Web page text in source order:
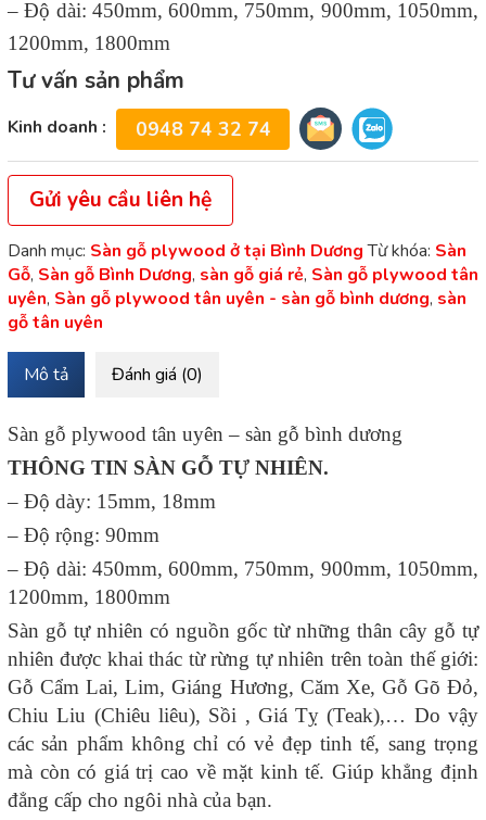
– Độ dài: 450mm, 600mm, 750mm, 900mm, 1050mm,
1200mm, 1800mm
Tư vấn sản phẩm
Kinh doanh : 0948 74 32 74
Gửi yêu cầu liên hệ
Danh mục: Sàn gỗ plywood ở tại Bình Dương Từ khóa: Sàn
Gỗ, Sàn gỗ Bình Dương, sàn gỗ giá rẻ, Sàn gỗ plywood tân
uyên, Sàn gỗ plywood tân uyên - sàn gỗ bình dương, sàn
gỗ tân uyên
Mô tả Đánh giá (0)
Sàn gỗ plywood tân uyên – sàn gỗ bình dương
THÔNG TIN SÀN GỖ TỰ NHIÊN.
– Độ dày: 15mm, 18mm
– Độ rộng: 90mm
– Độ dài: 450mm, 600mm, 750mm, 900mm, 1050mm,
1200mm, 1800mm
Sàn gỗ tự nhiên có nguồn gốc từ những thân cây gỗ tự
nhiên được khai thác từ rừng tự nhiên trên toàn thế giới:
Gỗ Cẩm Lai, Lim, Giáng Hương, Căm Xe, Gỗ Gõ Đỏ,
Chiu Liu (Chiêu liêu), Sồi , Giá Tỵ (Teak),… Do vậy
các sản phẩm không chỉ có vẻ đẹp tinh tế, sang trọng
mà còn có giá trị cao về mặt kinh tế. Giúp khẳng định
đẳng cấp cho ngôi nhà của bạn.